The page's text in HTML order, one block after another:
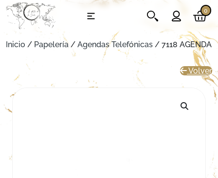
0
Inicio / Papelería / Agendas Telefónicas / 7118 AGENDA
Volver